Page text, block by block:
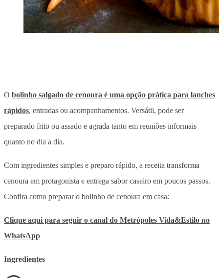
O bolinho salgado de cenoura é uma opção prática para lanches
rápidos, entradas ou acompanhamentos. Versátil, pode ser
preparado frito ou assado e agrada tanto em reuniões informais
quanto no dia a dia.
Com ingredientes simples e preparo rápido, a receita transforma
cenoura em protagonista e entrega sabor caseiro em poucos passos.
Confira como preparar o bolinho de cenoura em casa:
Clique aqui para seguir o canal do Metrópoles Vida&Estilo no
WhatsApp
Ingredientes